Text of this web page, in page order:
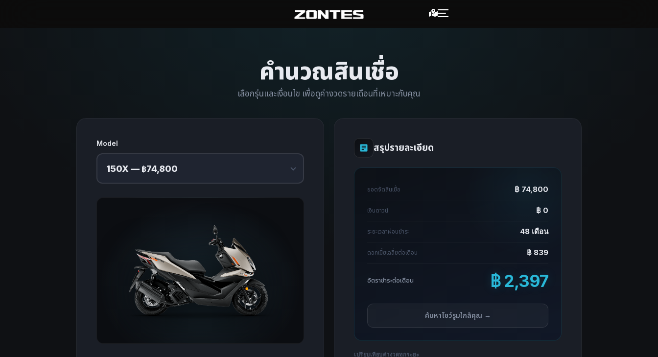
คำนวณสินเชื่อ
เลือกรุ่นและเงื่อนไข เพื่อดูค่างวดรายเดือนที่เหมาะกับคุณ
Model สรุปรายละเอียด
ยอดจัดสินเชื่อ ฿ 74,800
เงินดาวน์ ฿ 0
ระยะเวลาผ่อนชำระ 48 เดือน
ดอกเบี้ยเฉลี่ยต่อเดือน ฿ 839
อัตราชำระต่อเดือน ฿ 2,397
ค้นหาโชว์รูมใกล้คุณ →
เปรียบเทียบค่างวดทุกระยะ